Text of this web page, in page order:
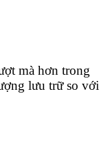
mà hơn trong
lưu trữ so với